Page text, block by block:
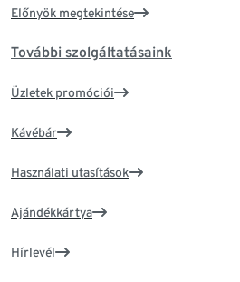
Előnyök megtekintése
További szolgáltatásaink
Üzletek promóciói
Kávébár
Használati utasítások
Ajándékkártya
Hírlevél